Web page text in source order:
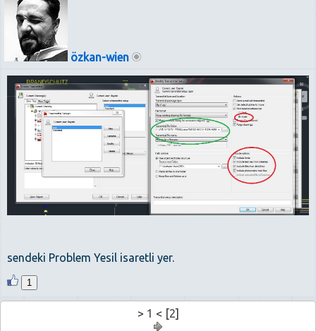
özkan-wien
sendeki Problem Yesil isaretli yer.
1
> 1 < [2]